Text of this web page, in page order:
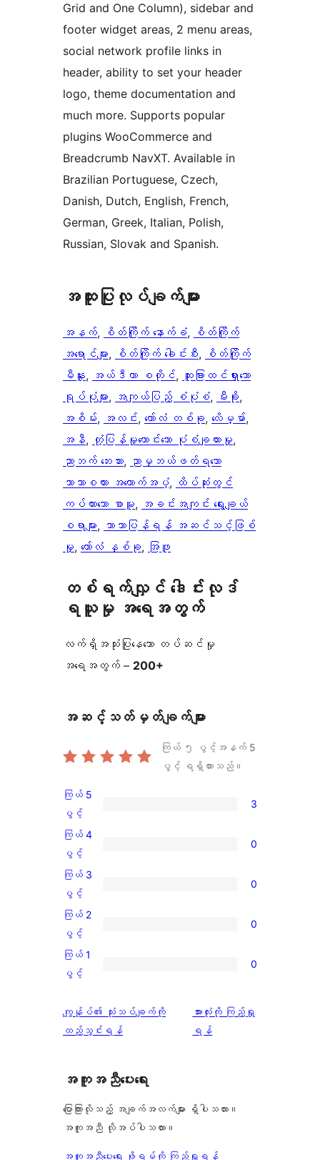
Grid and One Column), sidebar and
footer widget areas, 2 menu areas,
social network profile links in
header, ability to set your header
logo, theme documentation and
much more. Supports popular
plugins WooCommerce and
Breadcrumb NavXT. Available in
Brazilian Portuguese, Czech,
Danish, Dutch, English, French,
German, Greek, Italian, Polish,
Russian, Slovak and Spanish.
အ​ထူး​ပြု​လုပ်​ချက်​များ
အနက်, စိတ်ကြိုက် နောက်ခံ,
စိတ်ကြိုက်
အရောင်များ, စိတ်ကြိုက် ခေါင်းစီး,
စိတ်ကြိုက်
မီနူး, အယ်ဒီတာ စတိုင်, ထူးခြားထင်ရှားသော
ရုပ်ပုံများ, အကျယ်ပြည့် စံပုံစံ, မီးခိုး
အစိမ်း, အလင်း, ကော်လံ တစ်ခု, လိေမ္မာ်
အနီ, တုံ့ပြန်မှုကောင်းသော ပုံစံချထားမှု
ညာဘက် ဘေးဘား, ညာမှဘယ်ဖတ်ရသော
ဘာသာစကား အထောက်အပံ့, ထိပ်ဆုံးတွင်
ကပ်ထားသော စာမူ, အခင်းအကျင်း ရွေးချယ်
စရာများ, ဘာသာပြန်ရန် အဆင်သင့်ဖြစ်
မှု, ကော်လံ နှစ်ခု, အြဖူ
တစ်ရက်လျှင် ဒေါင်းလုဒ်
ရယူမှု အရေအတွက်
လက်ရှိအသုံးပြုနေသော တပ်ဆင်မှု
အရေအတွက် – 200+
အဆင့်သတ်မှတ်ချက်များ
ကြယ် ၅ ပွင့်အနက် 5
ပွင့် ရရှိထားသည်။
ကြယ်
5
ပွင့်
အဆင့်
သုံးသပ်
3
စောင်
ကြယ် 5
ပွင့်
3
ကြယ်
4
ပွင့်
အဆင့်
သုံးသပ်
0
စောင်
ကြယ် 4
ပွင့်
0
ကြယ်
3
ပွင့်
အဆင့်
သုံးသပ်
ကြယ် 3
ပွင့်
0
ကြယ်
2
ပွင့်
သုံးသပ်
ချက်
ကြယ် 2
ပွင့်
0
ကြယ်
ပွင့်
အဆင့်
0
စောင်
ကြယ် 1
ပွင့်
0
ကျွန်ုပ်၏ သုံးသပ်ချက်ကို
ထည့်သွင်းရန်
သုံးသပ်
ချက်
အားလုံးကို ကြည့်ရှု
ရန်
အကူအညီပေးရေး
ပြောကြားလိုသည့် အချက်အလက်များ ရှိပါသလား။
အကူအညီ လိုအပ်ပါသလား။
အကူအညီပေးရေး ဖိုရမ်ကို ကြည့်ရှုရန်